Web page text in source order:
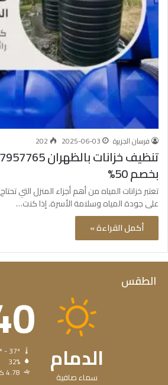
فرسان الجزيرة 2025-06-03
202
بخصم 50%
تعتبر خزانات المياه من أهم أجزاء المنزل التي
على جودة المياه وسلامة الأسرة. إذا كنت…
أكمل القراءة »
الطقس
الدمام
سماء صافية
32%
4.78 كيلومتر/ساعة